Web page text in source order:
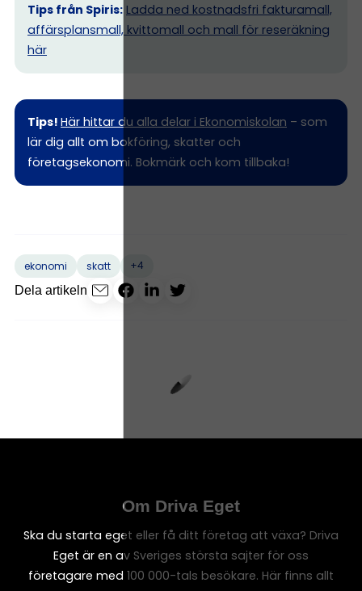
Tips från Spiris: Ladda ned kostnadsfri fakturamall,
affärsplansmall, kvittomall och mall för reseräkning
här
Tips! Här hittar du alla delar i Ekonomiskolan – som
lär dig allt om bokföring, skatter och
företagsekonomi. Bokmärk och kom tillbaka!
ekonomi skatt
+4
Dela artikeln
Om Driva Eget
Ska du starta eget eller få ditt företag att växa? Driva
Eget är en av Sveriges största sajter för oss
företagare med 100 000-tals besökare. Här finns allt